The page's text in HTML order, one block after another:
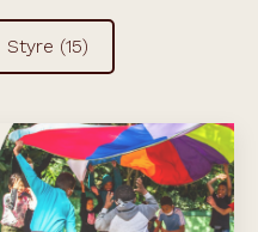
Styre (15)